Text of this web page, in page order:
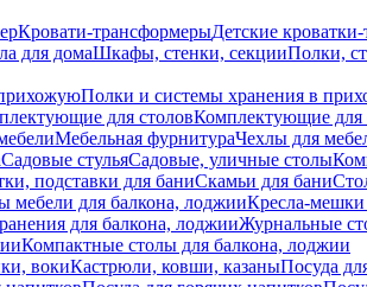
Кровати-трансформерыДетские
для домаШкафы, стенки, секцииПолки,
Полки и системы хранения в
для столовКомплектующие для
Мебельная фурнитураЧехлы для
Садовые стульяСадовые, уличные столы
подставки для баниСкамьи для бани
мебели для балкона, лоджииКресла-мешки
для балкона, лоджииЖурнальные
Компактные столы для балкона, лоджии
вокиКастрюли, ковши, казаныПосуда